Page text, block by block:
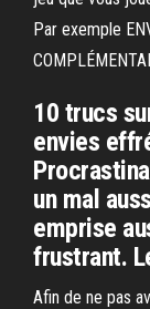
Par exemple
10 trucs
envies
un mal
emprise
frustrant.
Afin de ne pas